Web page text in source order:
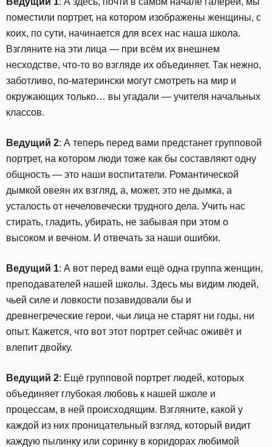
поместили портрет, на котором изображены женщины, с
коих, по сути, начинается для всех нас наша школа.
Взгляните на эти лица — при всём их внешнем
несходстве, что-то во взгляде их объединяет. Так нежно,
заботливо, по-матерински могут смотреть на мир и
окружающих только… вы угадали — учителя начальных
классов.
Ведущий 2: А теперь перед вами предстанет групповой
портрет, на котором люди тоже как бы составляют одну
общность — это наши воспитатели. Романтической
дымкой овеян их взгляд, а, может, это не дымка, а
усталость от нечеловечески трудного дела. Учить нас
стирать, гладить, убирать, не забывая при этом о
высоком и вечном. И отвечать за наши ошибки.
Ведущий 1: А вот перед вами ещё одна группа женщин,
преподавателей нашей школы. Здесь мы видим людей,
чьей силе и ловкости позавидовали бы и
древнегреческие герои, чьи лица не старят ни годы, ни
опыт. Кажется, что вот этот портрет сейчас оживёт и
влепит двойку.
Ведущий 2: Ещё групповой портрет людей, которых
объединяет глубокая любовь к нашей школе и
процессам, в ней происходящим. Взгляните, какой у
каждой из них проницательный взгляд, который видит
каждую пылинку или соринку в коридорах любимой